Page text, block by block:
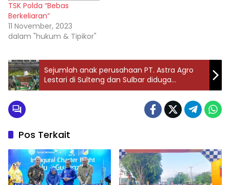
TSK Polda “Bebas
Berkeliaran”
11 November, 2023
dalam "hukum & Tipikor"
Sejumlah anak perusahaan PT. Astra Agro
Lestari di Sulteng dan Sulbar diduga
bermasalah
Pos Terkait